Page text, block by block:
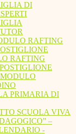
DI
RAFTING
RAFTING
PRIMARIA DI
SCUOLA VIVA
–
-